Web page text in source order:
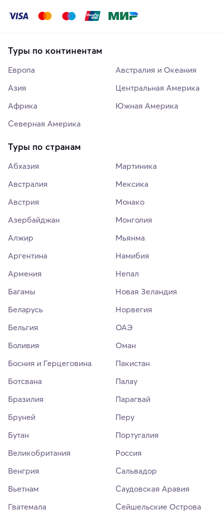
Туры по континентам
Европа
Азия
Африка
Северная Америка
Австралия и Океания
Центральная Америка
Южная Америка
Туры по странам
Абхазия
Австралия
Австрия
Азербайджан
Алжир
Аргентина
Армения
Багамы
Беларусь
Бельгия
Боливия
Босния и Герцеговина
Ботсвана
Бразилия
Бруней
Бутан
Великобритания
Венгрия
Вьетнам
Гватемала
Мартиника
Мексика
Монако
Монголия
Мьянма
Намибия
Непал
Новая Зеландия
Норвегия
ОАЭ
Оман
Пакистан
Палау
Парагвай
Перу
Португалия
Россия
Сальвадор
Саудовская Аравия
Сейшельские Острова